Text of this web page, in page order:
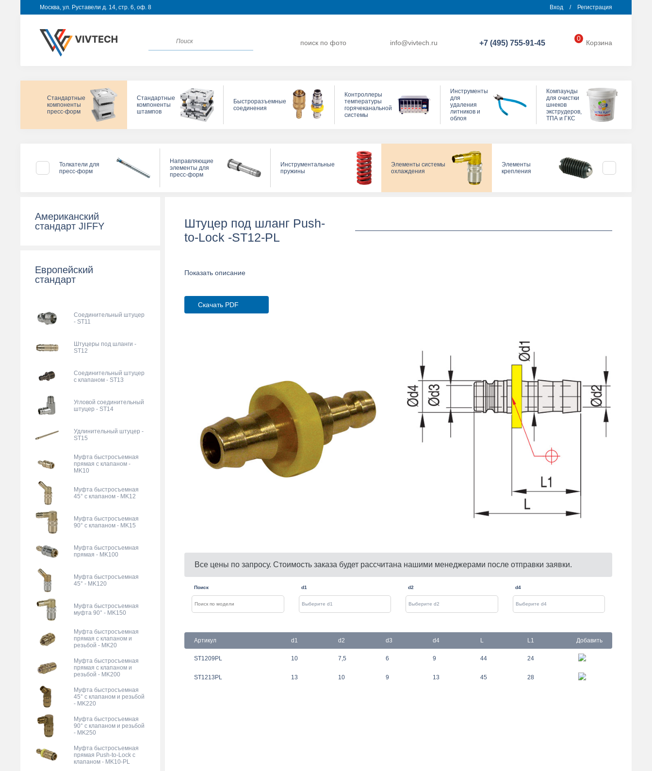
Москва, ул. Руставели д. 14, стр. 6, оф. 8 Вход / Регистрация
поиск по фото info@vivtech.ru +7 (495) 755-91-45
0
Корзина
Стандартные
компоненты
пресс-форм
Стандартные
компоненты
штампов
Быстроразъемные
соединения
Контроллеры
температуры
горячеканальной
системы
Инструменты
для
удаления
литников и
облоя
Компаунды
для очистки
шнеков
экструдеров,
ТПА и ГКС
Толкатели для
пресс-форм
Направляющие
элементы для
пресс-форм
Инструментальные
пружины
Элементы системы
охлаждения
Элементы
крепления
Прижимы для
пресс-формы
Американский
стандарт JIFFY
Европейский
стандарт
Соединительный штуцер
- ST11
Штуцеры под шланги -
ST12
Соединительный штуцер
с клапаном - ST13
Угловой соединительный
штуцер - ST14
Удлинительный штуцер -
ST15
Муфта быстросъемная
прямая с клапаном -
MK10
Муфта быстросъемная
45° с клапаном - MK12
Муфта быстросъемная
90° с клапаном - MK15
Муфта быстросъемная
прямая - MK100
Муфта быстросъемная
45° - MK120
Муфта быстросъемная
муфта 90° - MK150
Муфта быстросъемная
прямая с клапаном и
резьбой - MK20
Муфта быстросъемная
прямая с клапаном и
резьбой - MK200
Муфта быстросъемная
45° с клапаном и резьбой
- MK220
Муфта быстросъемная
90° с клапаном и резьбой
- MK250
Муфта быстросъемная
прямая Push-to-Lock с
клапаном - MK10-PL
Штуцер под шланг Push-
to-Lock -ST12-PL
Показать описание
Скачать PDF
Все цены по запросу. Стоимость заказа будет рассчитана нашими менеджерами после отправки заявки.
Поиск d1 d2 d4
Артикул d1 d2 d3 d4 L L1 Добавить
ST1209PL 10 7,5 6 9 44 24
ST1213PL 13 10 9 13 45 28